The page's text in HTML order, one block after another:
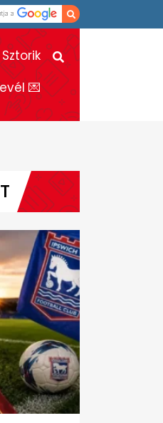
Sztorik
💌